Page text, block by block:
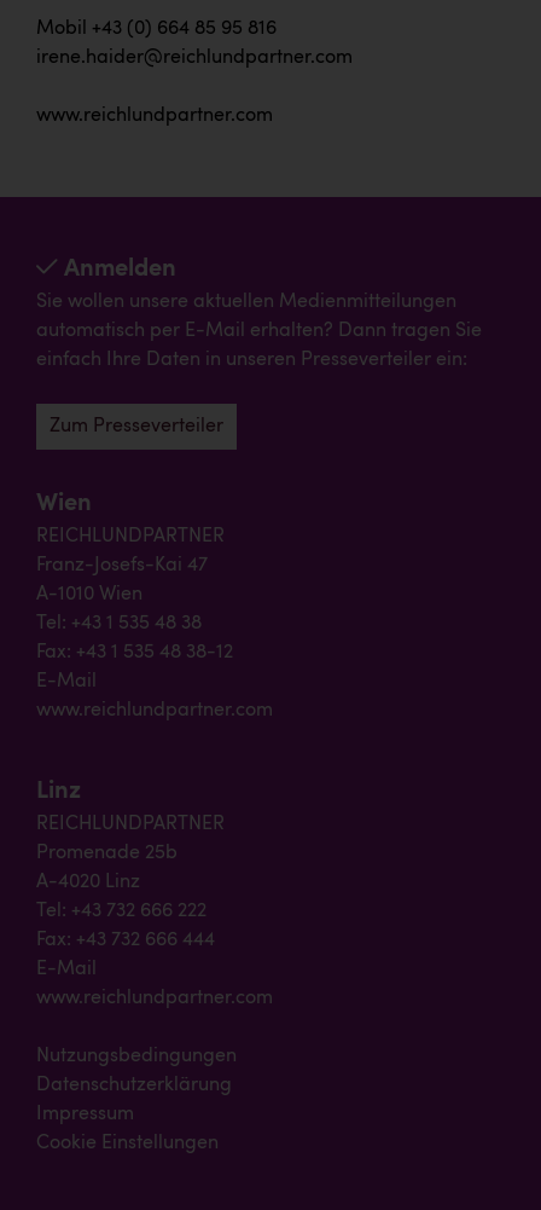
Mobil +43 (0) 664 85 95 816
irene.haider@reichlundpartner.com
www.reichlundpartner.com
Anmelden
Sie wollen unsere aktuellen Medienmitteilungen
automatisch per E-Mail erhalten? Dann tragen Sie
einfach Ihre Daten in unseren Presseverteiler ein:
Zum Presseverteiler
Wien
REICHLUNDPARTNER
Franz-Josefs-Kai 47
A-1010 Wien
Tel: +43 1 535 48 38
Fax: +43 1 535 48 38-12
E-Mail
www.reichlundpartner.com
Linz
REICHLUNDPARTNER
Promenade 25b
A-4020 Linz
Tel: +43 732 666 222
Fax: +43 732 666 444
E-Mail
www.reichlundpartner.com
Nutzungsbedingungen
Datenschutzerklärung
Impressum
Cookie Einstellungen